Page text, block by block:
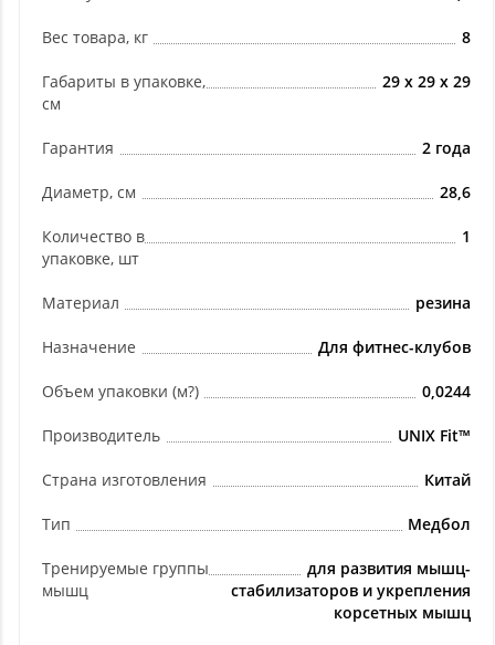
Вес товара, кг 8
Габариты в упаковке,
см
29 х 29 х 29
Гарантия 2 года
Диаметр, см 28,6
Количество в
упаковке, шт
1
Материал резина
Назначение Для фитнес-клубов
Объем упаковки (м?) 0,0244
Производитель UNIX Fit™
Страна изготовления Китай
Тип Медбол
Тренируемые группы
мышц
для развития мышц-
стабилизаторов и укрепления
корсетных мышц